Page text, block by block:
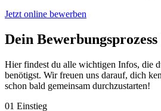
Jetzt online bewerben
Dein
Hier findest du alle wichtigen Infos, die
benötigst. Wir freuen uns darauf, dich
schon bald gemeinsam durchzustarten!
01 Einstieg